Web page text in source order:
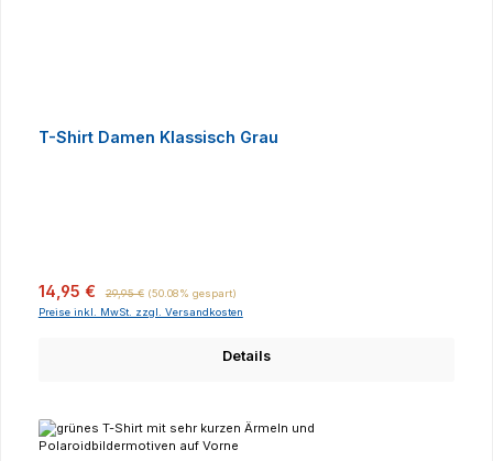
T-Shirt Damen Klassisch Grau
Verkaufspreis:
14,95 € 29,95 € (50.08% gespart)
Preise inkl. MwSt. zzgl. Versandkosten
Details